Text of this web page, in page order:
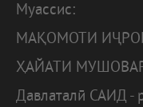
Муассис:
МАҚОМОТИ
ҲАЙАТИ
Давлаталӣ САИД -